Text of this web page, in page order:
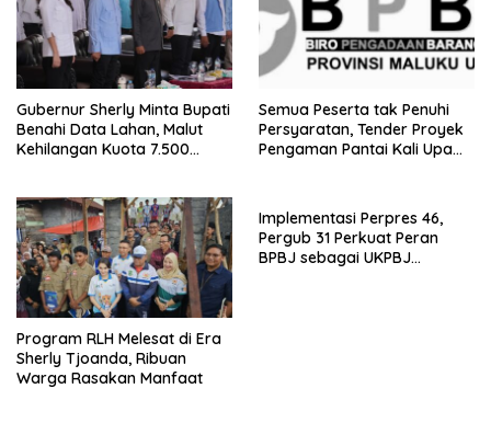
Gubernur Sherly Minta Bupati
Benahi Data Lahan, Malut
Kehilangan Kuota 7.500
Semua Peserta tak Penuhi
Persyaratan, Tender Proyek
Pengaman Pantai Kali Upa
Program RLH Melesat di Era
Sherly Tjoanda, Ribuan
Warga Rasakan Manfaat
Implementasi Perpres 46,
Pergub 31 Perkuat Peran
BPBJ sebagai UKPBJ